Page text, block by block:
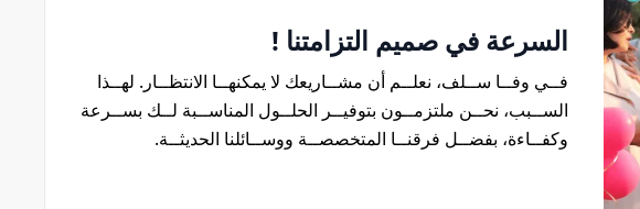
السرعة في صميم التزامتنا !
فــي وفــا ســلف، نعلــم أن مشــاريعك لا يمكنهــا الانتظــار. لهــذا
الســبب، نحــن ملتزمــون بتوفيــر الحلــول المناســبة لــك بســرعة
وكفــاءة، بفضــل فرقنــا المتخصصــة ووســائلنا الحديثــة.